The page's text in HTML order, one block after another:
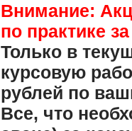
Внимание:
по практике
Только в
курсовую
рублей по
Все, что